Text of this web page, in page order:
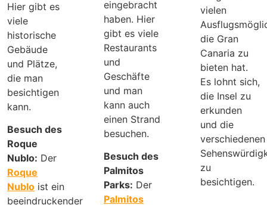
Hier gibt es
viele
historische
Gebäude
und Plätze,
die man
besichtigen
kann.
Besuch des
Roque
Nublo: Der
Roque
Nublo ist ein
beeindruckender
eingebracht
haben. Hier
gibt es viele
Restaurants
und
Geschäfte
und man
kann auch
einen Strand
besuchen.
Besuch des
Palmitos
Parks: Der
Palmitos
vielen
die Gran
Canaria zu
bieten hat.
Es lohnt sich,
die Insel zu
erkunden
und die
verschiedenen
zu
besichtigen.